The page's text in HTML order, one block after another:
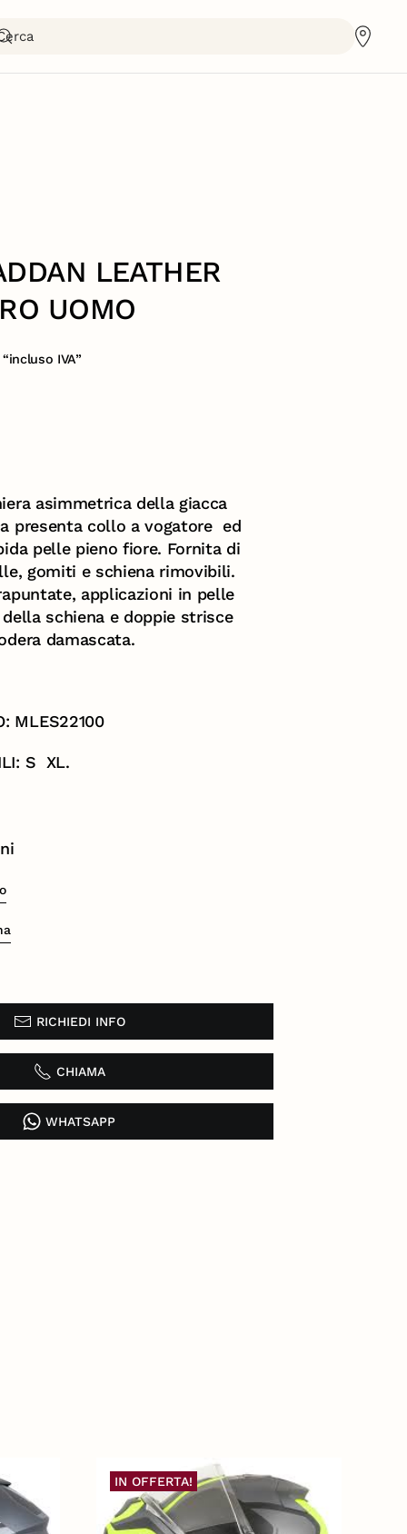
LEATHER
UOMO
“incluso IVA”
asimmetrica della giacca
presenta collo a vogatore ed
pelle pieno fiore. Fornita di
gomiti e schiena rimovibili.
applicazioni in pelle
schiena e doppie strisce
damascata.
MLES22100
S XL.
RICHIEDI INFO
CHIAMA
WHATSAPP
IN OFFERTA!